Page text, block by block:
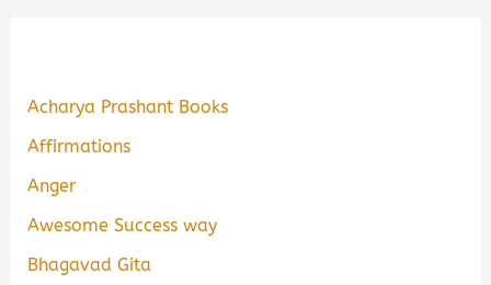
Acharya Prashant Books
Affirmations
Anger
Awesome Success way
Bhagavad Gita